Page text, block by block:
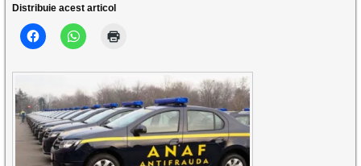
Distribuie acest articol